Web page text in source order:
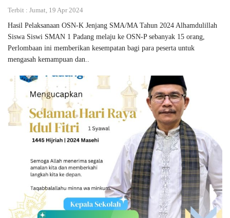
Terbit : Jumat, 19 Apr 2024
Hasil Pelaksanaan OSN-K Jenjang SMA/MA Tahun 2024 Alhamdulillah
Siswa Siswi SMAN 1 Padang melaju ke OSN-P sebanyak 15 orang,
Perlombaan ini memberikan kesempatan bagi para peserta untuk
mengasah kemampuan dan..